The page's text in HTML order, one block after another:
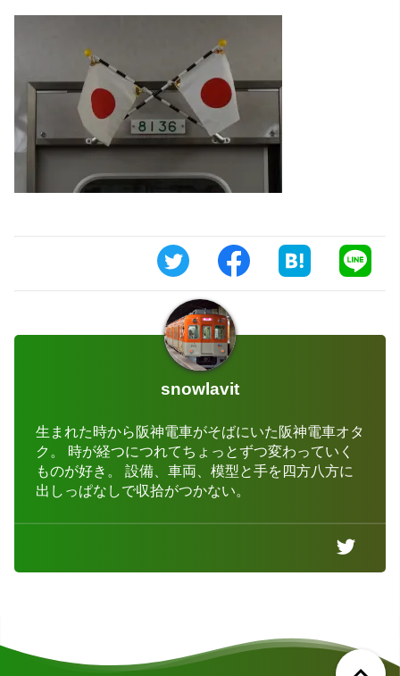
snowlavit
生まれた時から阪神電車がそばにいた阪神電車オタ
ク。 時が経つにつれてちょっとずつ変わっていく
ものが好き。 設備、車両、模型と手を四方八方に
出しっぱなしで収拾がつかない。